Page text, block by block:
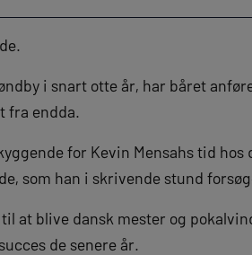
i snart otte år, har båret
fra endda.
for Kevin Mensahs tid hos
som han i skrivende stund
at blive dansk mester og
de senere år.